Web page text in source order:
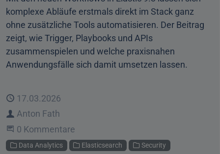
komplexe Abläufe erstmals direkt im Stack ganz
ohne zusätzliche Tools automatisieren. Der Beitrag
zeigt, wie Trigger, Playbooks und APIs
zusammenspielen und welche praxisnahen
Anwendungsfälle sich damit umsetzen lassen.
Veröffentlicht
17.03.2026
Autor
Anton Fath
Beginne eine Unterhaltung
0 Kommentare
Kategorien
Data Analytics Elasticsearch Security